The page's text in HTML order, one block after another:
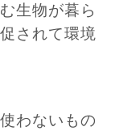
生物が暮ら
されて環境
わないもの